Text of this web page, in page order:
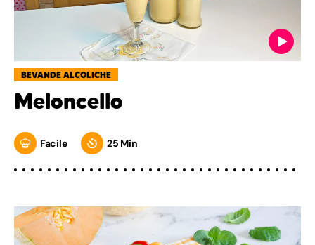
BEVANDE ALCOLICHE
Meloncello
Facile 25 Min